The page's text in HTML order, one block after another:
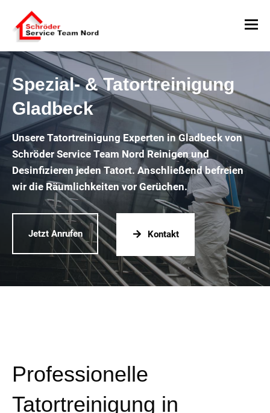
Spezial- & Tatortreinigung
Gladbeck
Unsere Tatortreinigung Experten in Gladbeck von
Schröder Service Team Nord Reinigen und
Desinfizieren jeden Tatort. Anschließend befreien
wir die Räumlichkeiten vor Gerüchen.
Jetzt Anrufen Kontakt
Professionelle
Tatortreinigung in